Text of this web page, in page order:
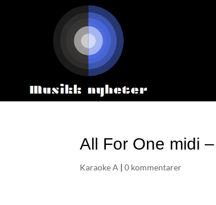
All For One midi
Karaoke A |0 kommentarer